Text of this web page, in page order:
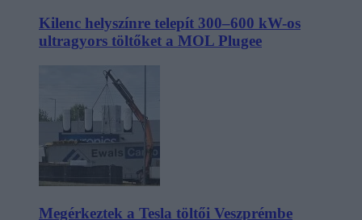
Kilenc helyszínre telepít 300–600 kW-os
ultragyors töltőket a MOL Plugee
Megérkeztek a Tesla töltői Veszprémbe